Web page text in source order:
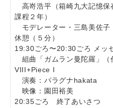
高嵜浩平（箱崎九大記憶保
課程２年）
モデレーター・三島美佐子
休憩（５分）
19:30ごろ〜20:30ごろ メッ
組曲「ガムラン曼陀羅」（
VIII+Piece I
演奏：パラグナhakata
映像：園田裕美
20:35ごろ 終了あいさつ